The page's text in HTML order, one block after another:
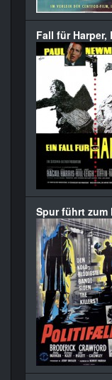
Fall für Harper,
Spur führt zum